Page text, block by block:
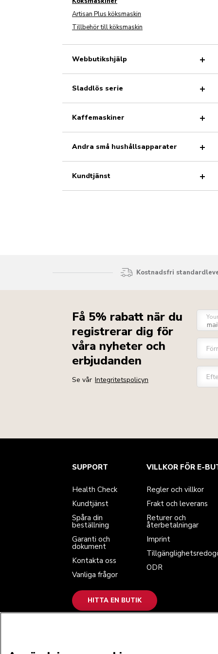
Artisan Plus köksmaskin
Tillbehör till köksmaskin
Webbutikshjälp
Sladdlös serie
Kaffemaskiner
Andra små hushållsapparater
Kundtjänst
Kostnadsfri
Få 5% rabatt när du
registrerar dig för
våra nyheter och
erbjudanden
Se vår Integritetspolicyn
Health Check
Kundtjänst
Kontakta oss
Regler och villkor
Frakt och leverans
Tillgänglighetsredogörelse
Varumärket
Vår historia
Hitta en butik
SUPPORT
Health Check
Kundtjänst
Spåra din
beställning
Garanti och
dokument
Kontakta oss
Vanliga frågor
VILLKOR FÖR E-
Regler och villkor
Frakt och leverans
Returer och
återbetalningar
Imprint
ODR
HITTA EN BUTIK